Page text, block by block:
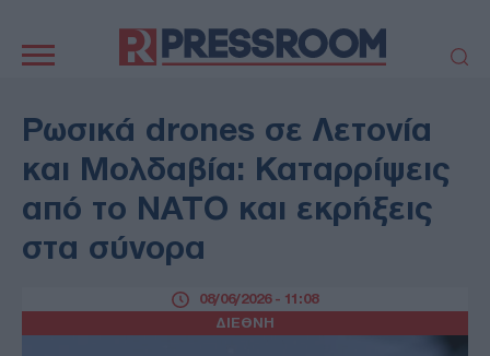
πλοήγηση
ΠΟΛΙΤΙΚΗ
ΤΟΥΡΚΙΑ
ΕΚΚΛΗΣΙΑ
ΑΜΥΝΑ
ΔΙΕΘΝΗ
ΚΥΠΡΟΣ
MEDIA
AUTO - MOTO
ΓΑΣΤΡΟΝΟΜΙΑ
Ρωσικά drones σε Λετονία
και Μολδαβία: Καταρρίψεις
από το ΝΑΤΟ και εκρήξεις
στα σύνορα
ΔΙΕΘΝΗ
08/06/2026 - 11:08